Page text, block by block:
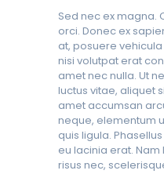
Sed nec ex magna.
orci. Donec ex
at, posuere
nisi volutpat erat
amet nec nulla. Ut
luctus vitae, aliquet
amet accumsan
neque, elementum
quis ligula.
eu lacinia erat.
risus nec,